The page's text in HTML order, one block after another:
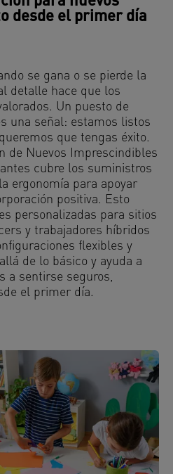
desde el primer día
se gana o se pierde la
detalle hace que los
Un puesto de
una señal: estamos listos
que tengas éxito.
de Nuevos Imprescindibles
cubre los suministros
ergonomía para apoyar
positiva. Esto
personalizadas para sitios
y trabajadores híbridos
flexibles y
de lo básico y ayuda a
a sentirse seguros,
el primer día.